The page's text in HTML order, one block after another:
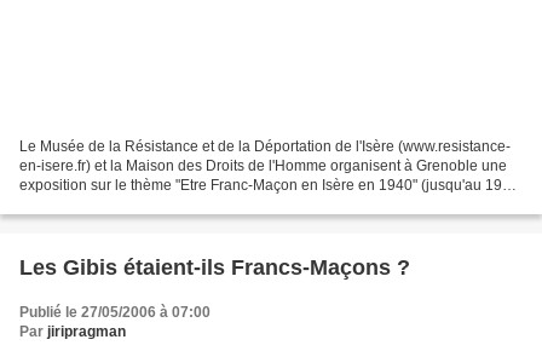
Le Musée de la Résistance et de la Déportation de l'Isère (www.resistance-
en-isere.fr) et la Maison des Droits de l'Homme organisent à Grenoble une
exposition sur le thème "Etre Franc-Maçon en Isère en 1940" (jusqu'au 19
Les Gibis étaient-ils Francs-Maçons ?
Publié le 27/05/2006 à 07:00
Par jiripragman